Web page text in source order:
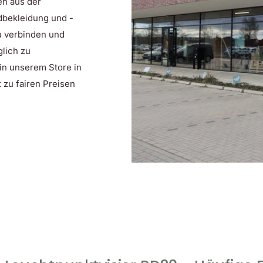
und -
verbinden und
zu
unserem Store in
zu fairen Preisen